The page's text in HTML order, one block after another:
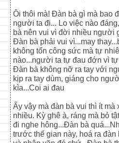
Ôi thôi mà! Đàn bà gì mà bao
người ta đi... Lo việc nào
bà nên vui vì đời nhiều người
Đàn bà phải vui vì...may
không tốn công sức mà tự
nào...người ta tự đau đớn vì
Đàn bà không nỡ ra tay với
kịp ra tay dùm, giáng cho
kìa...Coi ai đau
Ấy vậy mà đàn bà vui thì ít mà
nhiều. Kỳ ghê à, ráng mà bỏ
đi nghe hông...Đàn bà
trước thế gian này, hoá ra